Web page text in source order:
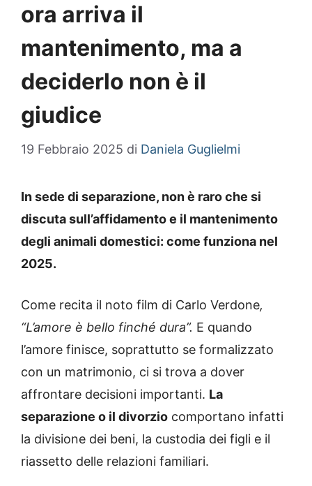
ora arriva il
mantenimento, ma a
deciderlo non è il
giudice
19 Febbraio 2025 di Daniela Guglielmi
In sede di separazione, non è raro che si
discuta sull’affidamento e il mantenimento
degli animali domestici: come funziona nel
2025.
Come recita il noto film di Carlo Verdone,
“L’amore è bello finché dura”. E quando
l’amore finisce, soprattutto se formalizzato
con un matrimonio, ci si trova a dover
affrontare decisioni importanti. La
separazione o il divorzio comportano infatti
la divisione dei beni, la custodia dei figli e il
riassetto delle relazioni familiari.